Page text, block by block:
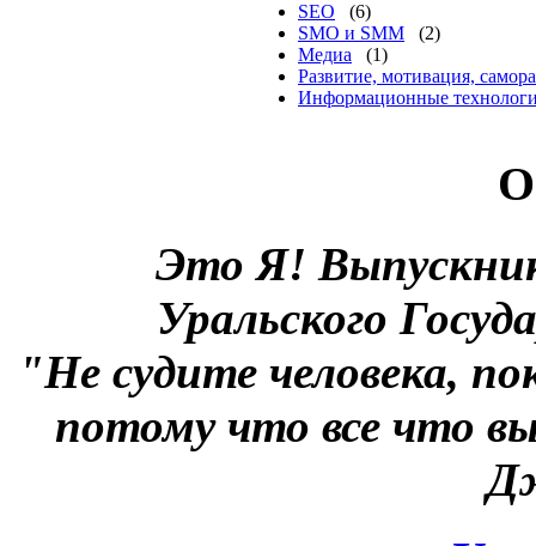
SEO
(6)
SMO и SMM
(2)
Медиа
(1)
Развитие, мотивация,
Информационные
Это Я!
Уральского
"Не судите человека,
потому что все что